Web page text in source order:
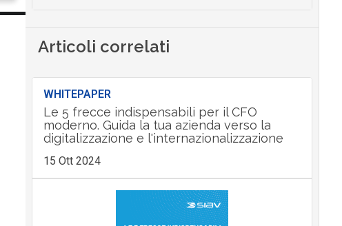
Articoli correlati
WHITEPAPER
Le 5 frecce indispensabili per il CFO
moderno. Guida la tua azienda verso la
digitalizzazione e l'internazionalizzazione
15 Ott 2024